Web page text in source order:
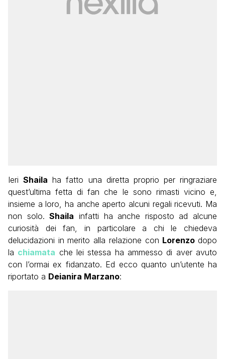
IeriShaila ha fatto una diretta proprio per ringraziare
quest’ultima fetta di fan che le sono rimasti vicino e,
insieme a loro, ha anche aperto alcuni regali ricevuti. Ma
non solo.Shaila infatti ha anche risposto ad alcune
curiosità dei fan, in particolare a chi le chiedeva
delucidazioni in merito alla relazione con Lorenzodopo
la chiamata che lei stessa ha ammesso di aver avuto
con l’ormai ex fidanzato. Ed ecco quanto un’utente ha
riportato a Deianira Marzano: